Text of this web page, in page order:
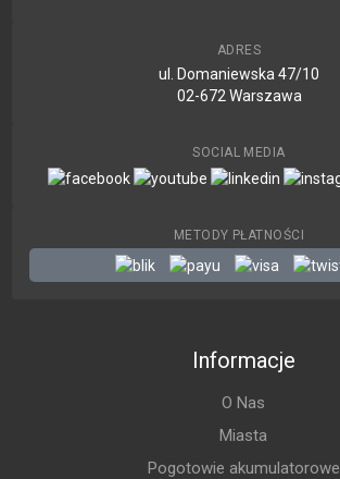
ADRES
ul. Domaniewska 47/10
02-672 Warszawa
SOCIAL MEDIA
METODY PŁATNOŚCI
Informacje
O Nas
Miasta
Pogotowie akumulatorowe